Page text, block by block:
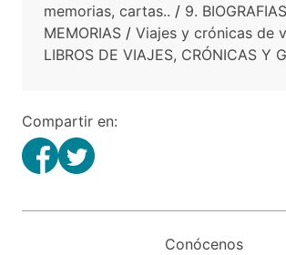
memorias, cartas.. / 9.
MEMORIAS / Viajes y crónicas de
LIBROS DE VIAJES, CRÓNICAS Y
Compartir en:
Conócenos